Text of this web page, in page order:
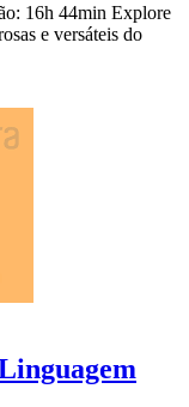
16h 44min Explore
e versáteis do